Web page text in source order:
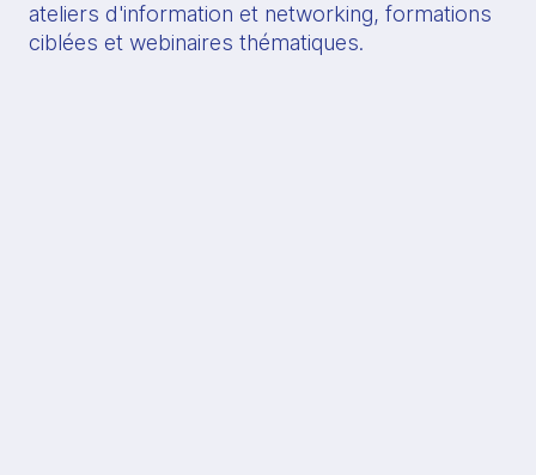
ateliers d'information et networking, formations
ciblées et webinaires thématiques.